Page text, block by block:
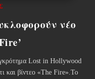
νέο
Lost in Hollywood
και βίντεο «The Fire».Το